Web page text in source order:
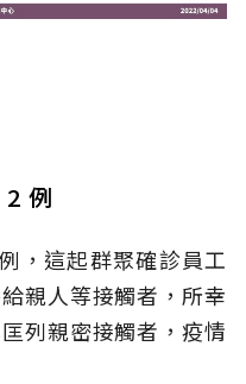
例
，這起群聚確診員工
親人等接觸者，所幸
列親密接觸者，疫情